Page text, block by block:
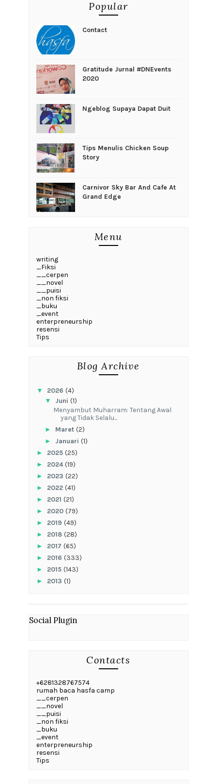
Popular
Contact
Gratitude Jurnal #DNEvents
2020
Ngeblog Supaya Dapat Duit
Tips Menulis Chicken Soup
Story
Carnivor Sky Bar And Cafe At
Grand Edge
Menu
writing
_Fiksi
__cerpen
__novel
__puisi
_non fiksi
_buku
_event
enterpreneurship
resensi
Tips
Blog Archive
▼ 2026 (4)
▼ Juni (1)
Menyambut Muharram: Tentang Awal
yang Tidak Selalu...
► Maret (2)
► Januari (1)
► 2025 (25)
► 2024(19)
► 2023 (22)
► 2022 (41)
► 2021 (21)
► 2020 (79)
► 2019 (49)
► 2018 (28)
► 2017 (65)
► 2016 (333)
► 2015 (143)
► 2013 (1)
Social Plugin
Contacts
+6281328767574
rumah baca hasfa camp
__cerpen
__novel
__puisi
_non fiksi
_buku
_event
enterpreneurship
resensi
Tips